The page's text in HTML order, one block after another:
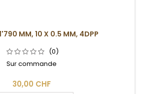
MM, 10 X 0.5 MM, 4DPP
(0)
Sur commande
30,00 CHF